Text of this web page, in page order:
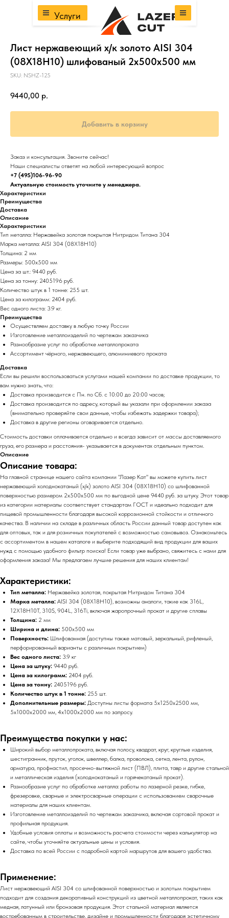
Услуги
Лист нержавеющий х/к золото AISI 304
(08Х18Н10) шлифованый 2х500х500 мм
SKU: NSHZ-125
9440,00 р.
Добавить в корзину
Заказ и консультация. Звоните сейчас!
Наши специалисты ответят на любой интересующий вопрос
+7 (495)106-96-90
Актуальную стоимость уточните у менеджера.
Характеристики
Преимущества
Доставка
Описание
Характеристики
Тип металла: Нержавейка золотая покрытая Нитридом Титана 304
Марка металла: AISI 304 (08Х18Н10)
Толщина: 2 мм
Размеры: 500х500 мм
Цена за шт.: 9440 руб.
Цена за тонну: 2405196 руб.
Количество штук в 1 тонне: 255 шт.
Цена за килограмм: 2404 руб.
Вес одного листа: 3.9 кг.
Преимущества
Осуществляем доставку в любую точку России
Изготовление металлоизделий по чертежам заказчика
Разнообразие услуг по обработке металлопроката
Ассортимент чёрного, нержавеющего, алюминиевого проката
Доставка
Если вы решили воспользоваться услугами нашей компании по доставке продукции, то
вам нужно знать, что:
Доставка производится с Пн. по Сб. с 10:00 до 20:00 часов;
Доставка производится по адресу, который вы указали при оформлении заказа
(внимательно проверяйте свои данные, чтобы избежать задержки товара);
Доставка в другие регионы оговаривается отдельно.
Стоимость доставки оплачивается отдельно и всегда зависит от массы доставляемого
груза, его размера и расстояния- указывается в документах отдельным пунктом.
Описание
Описание товара:
На главной странице нашего сайта компании "Лазер Кат" вы можете купить лист
нержавеющий холоднокатаный (х/к) золото AISI 304 (08Х18Н10) со шлифованной
поверхностью размером 2х500х500 мм по выгодной цене 9440 руб. за штуку. Этот товар
из категории материалы соответствует стандартам ГОСТ и идеально подходит для
пищевой промышленности благодаря высокой коррозионной стойкости и отличного
качества. В наличии на складе в различных область России данный товар доступен как
для оптовых, так и для розничных покупателей с возможностью самовывоз. Ознакомьтесь
с ассортиментом в нашем каталоге и выберите подходящий вид продукции для ваших
нужд с помощью удобного фильтр поиска! Если товар уже выбрано, свяжитесь с нами для
оформления заказа! Мы предлагаем лучшие решения для наших клиентам!
Характеристики:
Тип металла: Нержавейка золотая, покрытая Нитридом Титана 304
Марка металла: AISI 304 (08Х18Н10), возможны аналоги, такие как 316L,
12Х18Н10Т, 310S, 904L, 316Ti, включая жаропрочный прокат и другие сплавы
Толщина: 2 мм
Ширина и длина: 500х500 мм
Поверхность: Шлифованная (доступны также матовый, зеркальный, рифленый,
перфорированный варианты с различным покрытием)
Вес одного листа: 3.9 кг
Цена за штуку: 9440 руб.
Цена за килограмм: 2404 руб.
Цена за тонну: 2405196 руб.
Количество штук в 1 тонне: 255 шт.
Дополнительные размеры: Доступны листы формата 5х1250х2500 мм,
5х1000х2000 мм, 4х1000х2000 мм по запросу.
Преимущества покупки у нас:
Широкий выбор металлопроката, включая полосу, квадрат, круг, круглые изделия,
шестигранник, пруток, уголок, швеллер, балка, проволока, сетка, лента, рулон,
арматура, профнастил, просечно-вытяжной лист (ПВЛ), плита, тавр и другие стальной
и металлическая изделия (холоднокатаный и горячекатаный прокат).
Разнообразие услуг по обработке металла: работы по лазерной резке, гибке,
фрезеровке, сварные и электросварные операции с использованием сварочные
материалы для наших клиентам.
Изготовление металлоизделий по чертежам заказчика, включая сортовой прокат и
профильная продукция.
Удобные условия оплаты и возможность расчета стоимости через калькулятор на
сайте, чтобы уточняйте актуальные цены и условия.
Доставка по всей России с подробной картой маршрутов для вашего удобства.
Применение:
Лист нержавеющий AISI 304 со шлифованной поверхностью и золотым покрытием
подходит для создания декоративный конструкций из цветной металлопрокат, таких как
медная, латунный или бронзовая продукция. Этот стальной материал является
востребованным в строительстве, дизайне и промышленности благодаря эстетичному